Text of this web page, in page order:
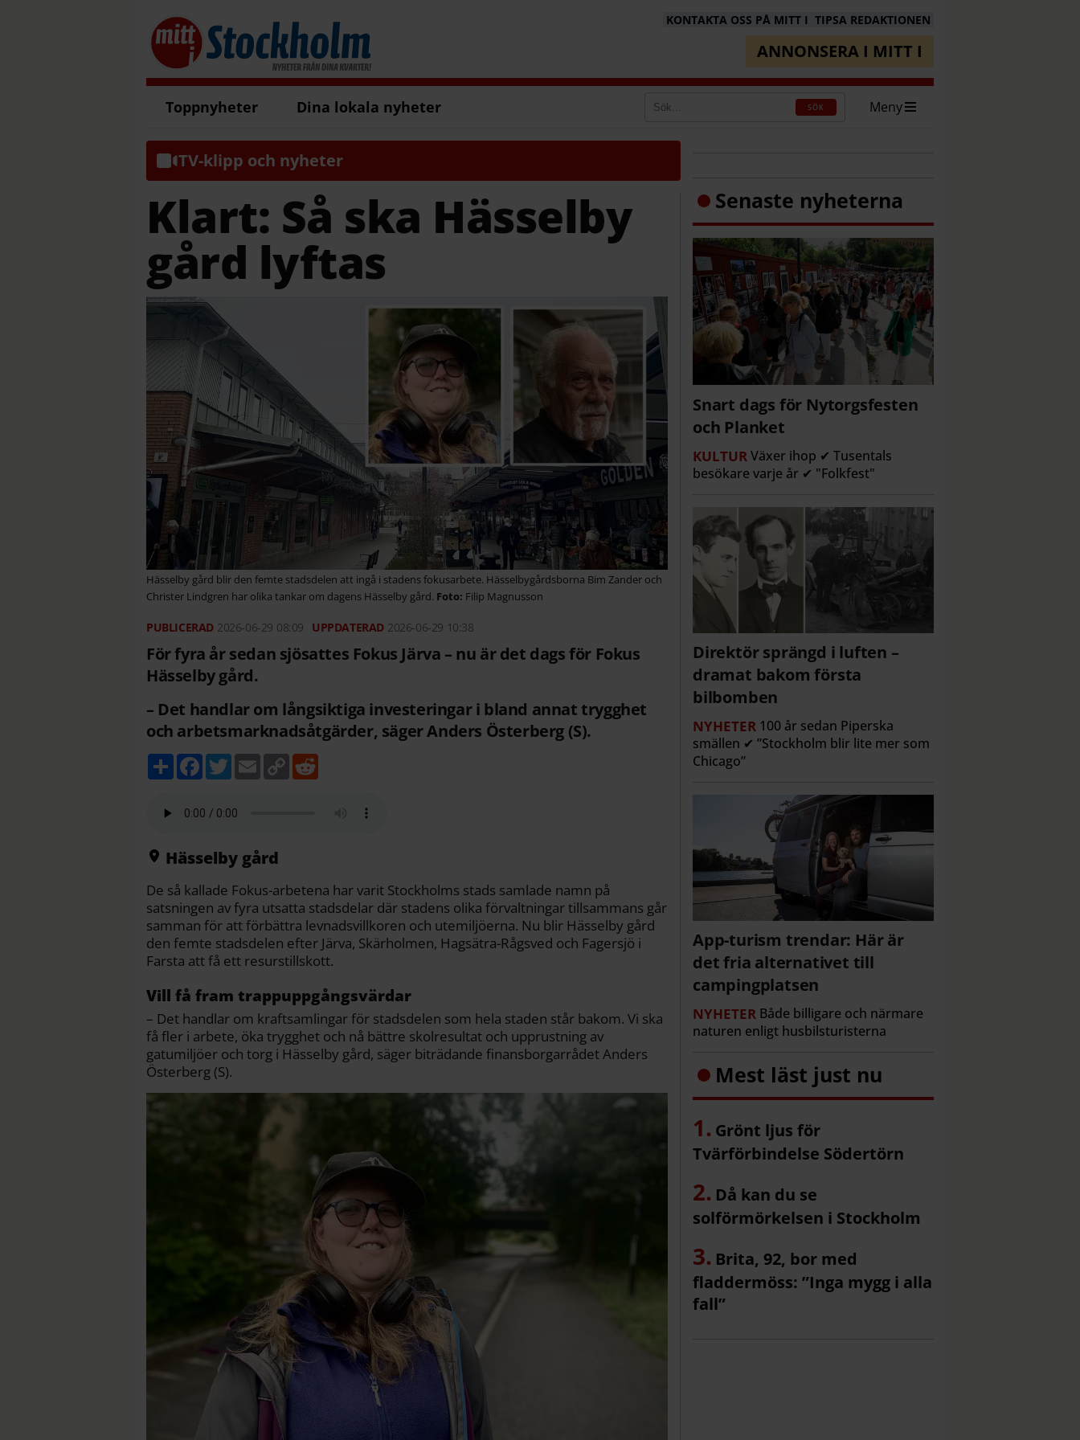
KONTAKTA OSS PÅ MITT I TIPSA REDAKTIONEN
ANNONSERA I MITT I
Toppnyheter Dina lokala nyheter SÖK Meny
TV-klipp och nyheter
Klart: Så ska Hässelby
gård lyftas
Hässelby gård blir den femte stadsdelen att ingå i stadens fokusarbete. Hässelbygårdsborna Bim Zander och
Christer Lindgren har olika tankar om dagens Hässelby gård.
Filip Magnusson
2026-06-29 08:09 2026-06-29 10:38
För fyra år sedan sjösattes Fokus Järva – nu är det dags för Fokus
Hässelby gård.
– Det handlar om långsiktiga investeringar i bland annat trygghet
och arbetsmarknadsåtgärder, säger Anders Österberg (S).
D
e
F
c
b
T
w
t
E
m
a
C
o
p
Hässelby gård
De så kallade Fokus-arbetena har varit Stockholms stads samlade namn på
satsningen av fyra utsatta stadsdelar där stadens olika förvaltningar tillsammans går
samman för att förbättra levnadsvillkoren och utemiljöerna. Nu blir Hässelby gård
den femte stadsdelen efter Järva, Skärholmen, Hagsätra-Rågsved och Fagersjö i
Farsta att få ett resurstillskott.
Vill få fram trappuppgångsvärdar
– Det handlar om kraftsamlingar för stadsdelen som hela staden står bakom. Vi ska
få fler i arbete, öka trygghet och nå bättre skolresultat och upprustning av
gatumiljöer och torg i Hässelby gård, säger biträdande finansborgarrådet Anders
Österberg (S).
Senaste nyheterna
Snart dags för Nytorgsfesten
och Planket
KULTUR Växer ihop ✔ Tusentals
besökare varje år ✔ "Folkfest"
Direktör sprängd i luften –
dramat bakom första
bilbomben
NYHETER 100 år sedan Piperska
smällen ✔ ”Stockholm blir lite mer som
Chicago”
App-turism trendar: Här är
det fria alternativet till
campingplatsen
NYHETER Både billigare och närmare
naturen enligt husbilsturisterna
Mest läst just nu
Grönt ljus för
Tvärförbindelse Södertörn
Då kan du se
solförmörkelsen i Stockholm
Brita, 92, bor med
fladdermöss: ”Inga mygg i alla
fall”